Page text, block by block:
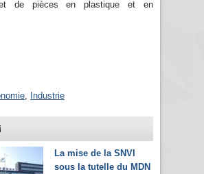
et de pièces en plastique et en
Industrie
La mise de la SNVI
sous la tutelle du MDN